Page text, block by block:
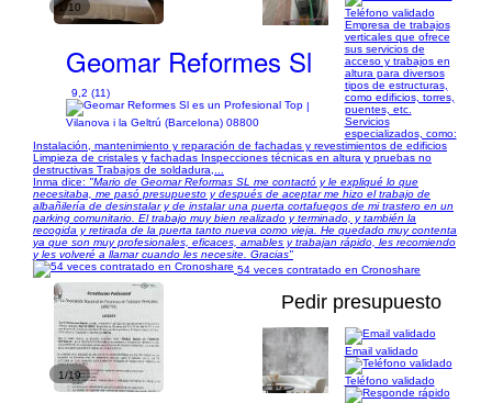
1/10
Geomar Reformes Sl
9,2 (11)
|
Vilanova i la Geltrú (Barcelona) 08800
Teléfono validado
Empresa de trabajos
verticales que ofrece
sus servicios de
acceso y trabajos en
altura para diversos
tipos de estructuras,
como edificios, torres,
puentes, etc.
Servicios
especializados, como:
Instalación, mantenimiento y reparación de fachadas y revestimientos de edificios
Limpieza de cristales y fachadas Inspecciones técnicas en altura y pruebas no
destructivas Trabajos de soldadura,...
Inma dice: "Mario de Geomar Reformas SL me contactó y le expliqué lo que
necesitaba, me pasó presupuesto y después de aceptar me hizo el trabajo de
albañilería de desinstalar y de instalar una puerta cortafuegos de mi trastero en un
parking comunitario. El trabajo muy bien realizado y terminado, y también la
recogida y retirada de la puerta tanto nueva como vieja. He quedado muy contenta
ya que son muy profesionales, eficaces, amables y trabajan rápido, les recomiendo
y les volveré a llamar cuando les necesite. Gracias"
54 veces contratado en Cronoshare
1/19
Pedir presupuesto
Email validado
Teléfono validado